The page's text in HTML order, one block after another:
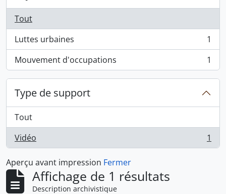
Tout
Luttes urbaines
, 1 résultats
1
Mouvement d'occupations
, 1 résultats 1
Type de support
Tout
Vidéo
, 1 résultats 1
Aperçu avant impression Fermer
Affichage de 1 résultats
Description archivistique